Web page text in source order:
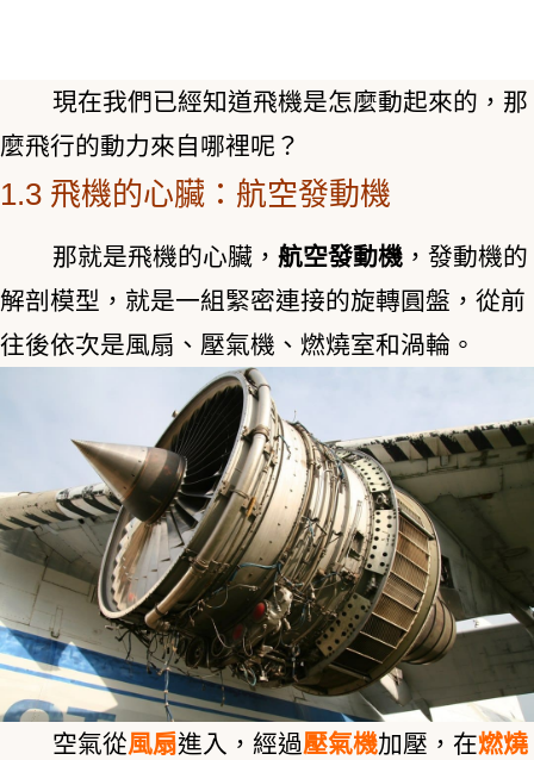
現在我們已經知道飛機是怎麼動起來的，那
麼飛行的動力來自哪裡呢？
1.3 飛機的心臟：航空發動機
那就是飛機的心臟， 航空發動機，發動機的
解剖模型，就是一組緊密連接的旋轉圓盤，從前
往後依次是風扇、壓氣機、燃燒室和渦輪。
空氣從風扇進入，經過壓氣機加壓，在燃燒